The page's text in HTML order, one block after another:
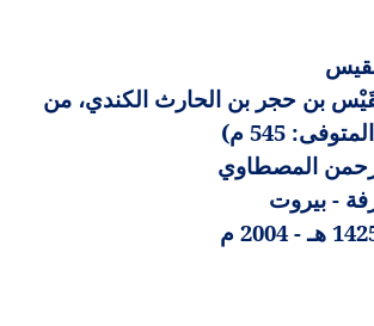
بن حجر بن الحارث الكندي، من
545 م)
المصطاوي
- بيروت